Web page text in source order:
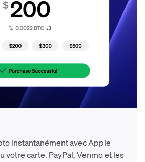
instantanément avec Apple
votre carte. PayPal, Venmo et les